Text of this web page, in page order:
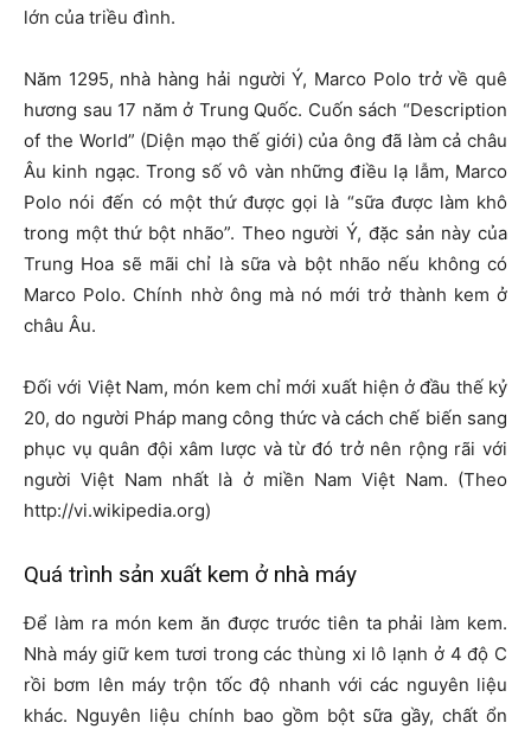
lớn của triều đình.
Năm 1295, nhà hàng hải người Ý, Marco Polo trở về quê
hương sau 17 năm ở Trung Quốc. Cuốn sách “Description
of the World” (Diện mạo thế giới) của ông đã làm cả châu
Âu kinh ngạc. Trong số vô vàn những điều lạ lẫm, Marco
Polo nói đến có một thứ được gọi là “sữa được làm khô
trong một thứ bột nhão”. Theo người Ý, đặc sản này của
Trung Hoa sẽ mãi chỉ là sữa và bột nhão nếu không có
Marco Polo. Chính nhờ ông mà nó mới trở thành kem ở
châu Âu.
Đối với Việt Nam, món kem chỉ mới xuất hiện ở đầu thế kỷ
20, do người Pháp mang công thức và cách chế biến sang
phục vụ quân đội xâm lược và từ đó trở nên rộng rãi với
người Việt Nam nhất là ở miền Nam Việt Nam. (Theo
http://vi.wikipedia.org)
Quá trình sản xuất kem ở nhà máy
Để làm ra món kem ăn được trước tiên ta phải làm kem.
Nhà máy giữ kem tươi trong các thùng xi lô lạnh ở 4 độ C
rồi bơm lên máy trộn tốc độ nhanh với các nguyên liệu
khác. Nguyên liệu chính bao gồm bột sữa gầy, chất ổn